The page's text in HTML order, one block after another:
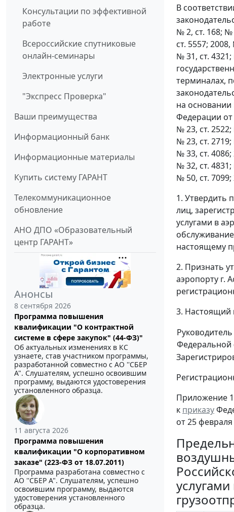
Консультации по эффективной
работе
Всероссийские спутниковые
онлайн-семинары
Электронные услуги
"Экспресс Проверка"
Ваши преимущества
Информационный банк
Информационные материалы
Купить систему ГАРАНТ
Телекоммуникационное
обновление
АНО ДПО «Образовательный
центр ГАРАНТ»
Анонсы
8 сентября 2026
Программа повышения
квалификации "О контрактной
системе в сфере закупок" (44-ФЗ)"
Об актуальных изменениях в КС
узнаете, став участником программы,
разработанной совместно с АО ''СБЕР
А". Слушателям, успешно освоившим
программу, выдаются удостоверения
установленного образца.
11 августа 2026
Программа повышения
квалификации "О корпоративном
заказе" (223-ФЗ от 18.07.2011)
Программа разработана совместно с
АО ''СБЕР А". Слушателям, успешно
освоившим программу, выдаются
удостоверения установленного
образца.
В
№ 2, ст. 168; №
ст. 5557;
№ 31, ст.
терминалах,
на
Федерации от
№ 23, ст.
№ 23, ст.
№ 33, ст.
№ 32, ст.
№ 50, ст.
1. Утвердить
лиц,
услугами в
настоящему
2. Признать
аэропорту г.
3. Настоящий
Руководитель
Приложение 1
к приказу
от 25